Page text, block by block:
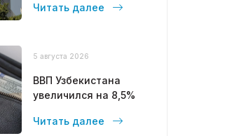
падения добычи газа
Читать далее
5 августа 2026
ВВП Узбекистана
увеличился на 8,5%
Читать далее